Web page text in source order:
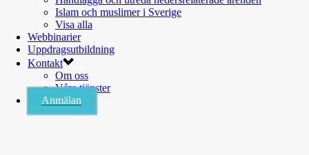
Islam och muslimer i Sverige
Visa alla
Webbinarier
Uppdragsutbildning
Kontakt
Om oss
Våra tjänster
Anmälan